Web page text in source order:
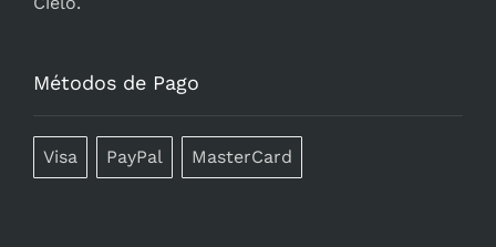
Métodos de Pago
Visa PayPal MasterCard